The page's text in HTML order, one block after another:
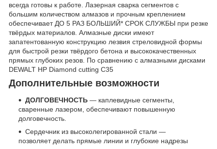
всегда готовы к работе. Лазерная сварка сегментов с
большим количеством алмазов и прочным креплением
обеспечивает ДО 5 РАЗ БОЛЬШИЙ* СРОК СЛУЖБЫ при резке
твёрдых материалов. Алмазные диски имеют
запатентованную конструкцию лезвия стреловидной формы
для быстрой резки твёрдого бетона и высококачественных
прямых глубоких резов. По сравнению с алмазными дисками
DEWALT HP Diamond cutting C35
Дополнительные возможности
ДОЛГОВЕЧНОСТЬ — каплевидные сегменты,
сваренные лазером, обеспечивают повышенную
долговечность.
Сердечник из высоколегированной стали —
позволяет делать прямые линии и глубокие надрезы